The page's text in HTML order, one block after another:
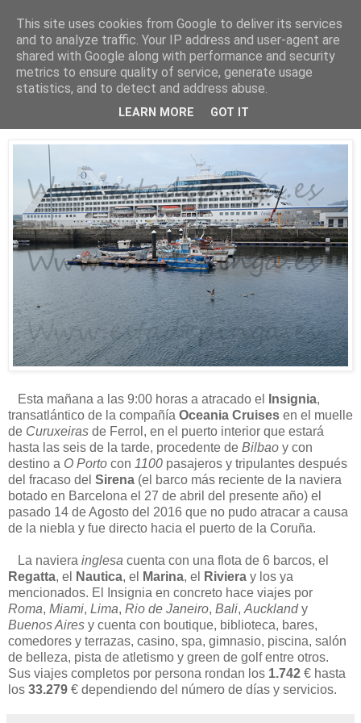
Está de pinga
16/8/16
Esta mañana a las 9:00 horas a atracado el Insignia,
transatlántico de la compañía Oceania Cruises en el muelle
de Curuxeiras de Ferrol, en el puerto interior que estará
hasta las seis de la tarde, procedente de Bilbao y con
destino a O Porto con 1100 pasajeros y tripulantes después
del fracaso del Sirena (el barco más reciente de la naviera
botado en Barcelona el 27 de abril del presente año) el
pasado 14 de Agosto del 2016 que no pudo atracar a causa
de la niebla y fue directo hacia el puerto de la Coruña.
La naviera inglesa cuenta con una flota de 6 barcos, el
Regatta, el Nautica, el Marina, el Riviera y los ya
mencionados. El Insignia en concreto hace viajes por
Roma, Miami, Lima, Rio de Janeiro, Bali, Aucklandy
Buenos Aires y cuenta con boutique, biblioteca, bares,
comedores y terrazas, casino, spa, gimnasio, piscina, salón
de belleza, pista de atletismo y green de golf entre otros.
Sus viajes completos por persona rondan los 1.742 € hasta
los 33.279 € dependiendo del número de días y servicios.
This site uses cookies from Google to deliver its services
and to analyze traffic. Your IP address and user-agent are
shared with Google along with performance and security
metrics to ensure quality of service, generate usage
statistics, and to detect and address abuse.
LEARN MORE GOT IT